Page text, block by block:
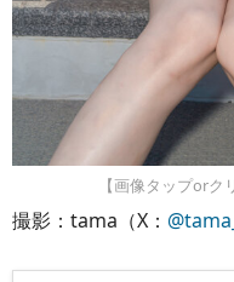
【画像タップorク
撮影：tama（X：